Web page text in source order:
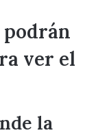
podrán
ver el
la